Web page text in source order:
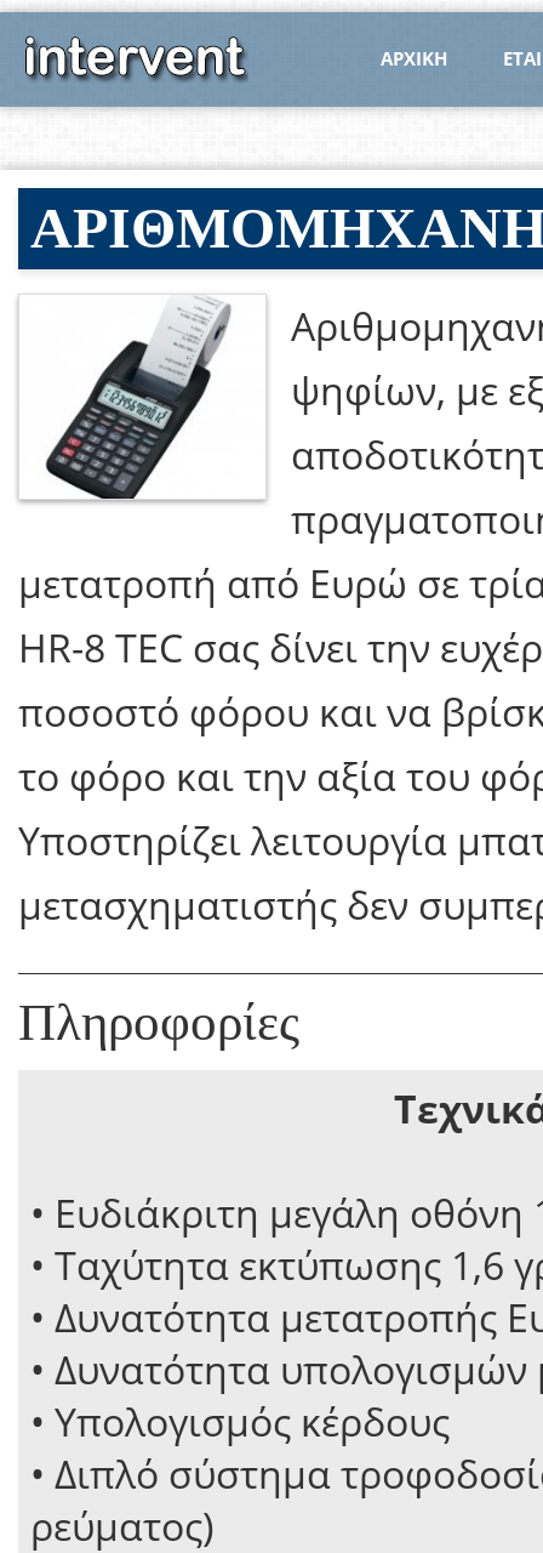
ΑΡΙΘΜΟΜΗΧΑΝΗ
ψηφίων, με
μετατροπή από Ευρώ σε
HR-8 TEC σας δίνει την
ποσοστό φόρου και να
το φόρο και την αξία του
Υποστηρίζει λειτουργία
μετασχηματιστής δεν
Πληροφορίες
• Ευδιάκριτη μεγάλη
• Ταχύτητα εκτύπωσης 1,6
• Δυνατότητα μετατροπής
• Δυνατότητα
• Υπολογισμός κέρδους
• Διπλό σύστημα
ρεύματος)
ΑΡΧΙΚΗ